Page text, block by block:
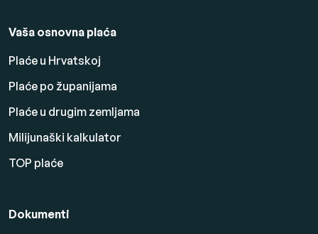
Vaša osnovna plaća
Plaće u Hrvatskoj
Plaće po županijama
Plaće u drugim zemljama
Milijunaški kalkulator
TOP plaće
Dokumenti